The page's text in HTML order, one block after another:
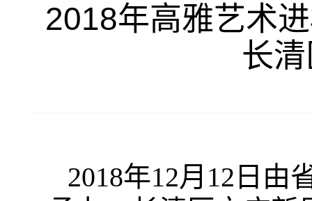
2018年高雅艺术
长
2018年12月12日由